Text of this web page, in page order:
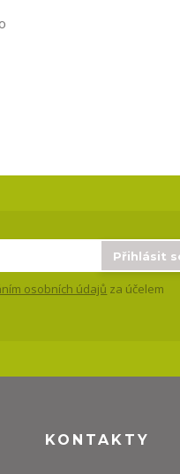
Přihlásit
osobních údajů za účelem
KONTAKTY